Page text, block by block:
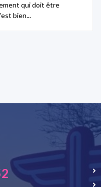
qui doit être
bien...